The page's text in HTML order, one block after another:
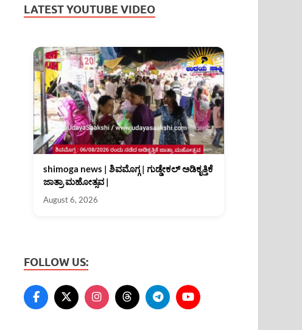
LATEST YOUTUBE VIDEO
shimoga news | ಶಿವಮೊಗ್ಗ | ಗುಡ್ಡೇಕಲ್ ಅಡಿಕೃತ್ತಿಕೆ
ಜಾತ್ರಾ ಮಹೋತ್ಸವ |
August 6, 2026
FOLLOW US: